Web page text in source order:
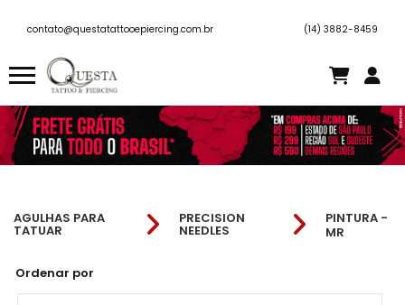
contato@questatattooepiercing.com.br (14) 3882-8459
AGULHAS PARA
TATUAR
PRECISION
NEEDLES
PINTURA -
MR
Ordenar por